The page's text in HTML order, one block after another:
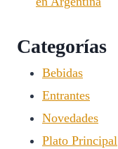
Categorías
Bebidas
Entrantes
Novedades
Plato Principal